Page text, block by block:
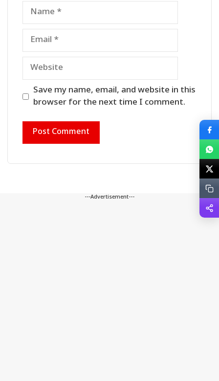
Name
Email
Website
Save my name, email, and website in this
browser for the next time I comment.
---Advertisement---